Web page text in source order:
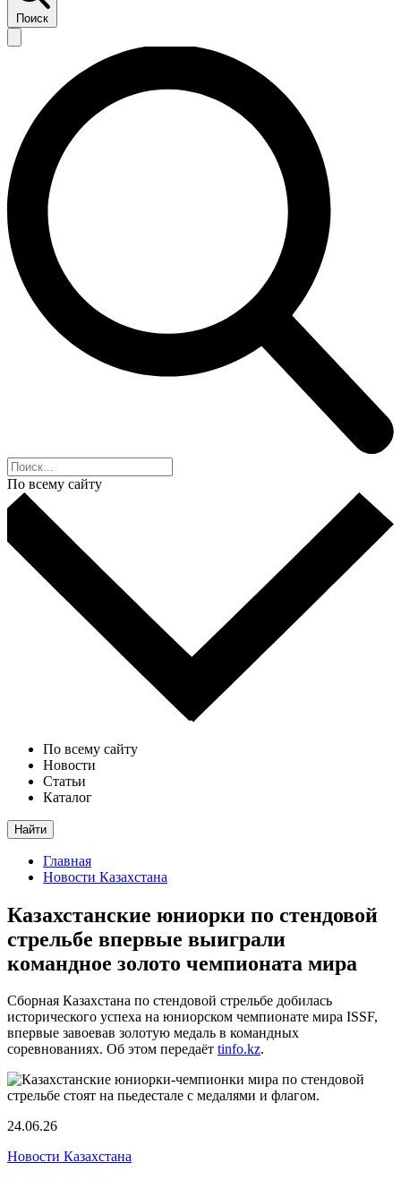
Поиск
По всему сайту
По всему сайту
Новости
Статьи
Каталог
Найти
Главная
Новости Казахстана
Казахстанские юниорки по стендовой
стрельбе впервые выиграли
командное золото чемпионата мира
Сборная Казахстана по стендовой стрельбе добилась
исторического успеха на юниорском чемпионате мира ISSF,
впервые завоевав золотую медаль в командных
соревнованиях. Об этом передаёт tinfo.kz.
24.06.26
Новости Казахстана